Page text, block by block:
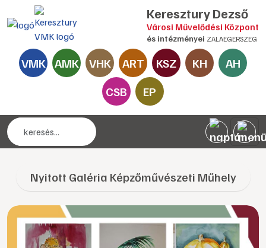
Keresztury Dezső
Városi Művelődési Központ
és intézményei ZALAEGERSZEG
VMK AMK VHK ART KSZ KH
AH
CSB
EP
Nyitott Galéria Képzőművészeti Műhely